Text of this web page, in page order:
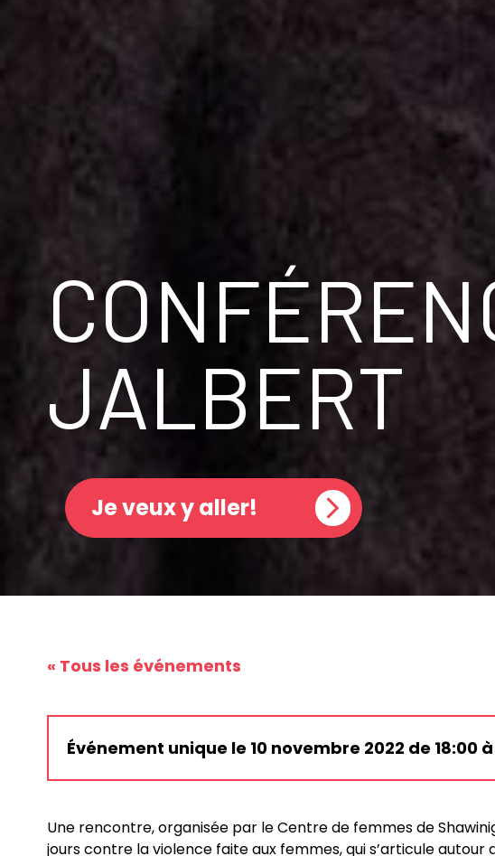
JALBERT
Je veux y aller!
« Tous les événements
Événement unique le 10 novembre 2022 de 18:00 à
Une rencontre, organisée par le Centre de femmes de
jours contre la violence faite aux femmes, qui s’articule